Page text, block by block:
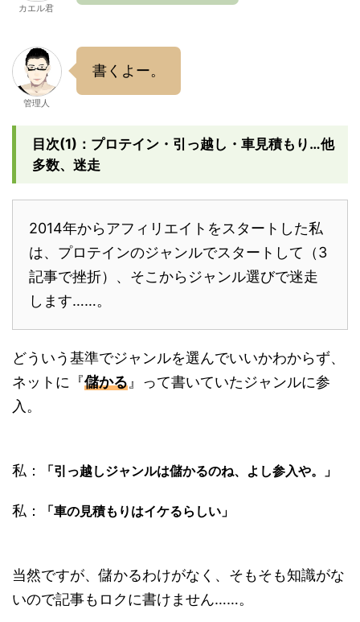
カエル君
管理人
書くよー。
目次(1)：プロテイン・引っ越し・車見積もり…他
多数、迷走
2014年からアフィリエイトをスタートした私
は、プロテインのジャンルでスタートして（3
記事で挫折）、そこからジャンル選びで迷走
します……。
どういう基準でジャンルを選んでいいかわからず、
ネットに『儲かる 』って書いていたジャンルに参
入。
私： 「引っ越しジャンルは儲かるのね、よし参入や。」
私： 「車の見積もりはイケるらしい」
当然ですが、儲かるわけがなく、そもそも知識がな
いので記事もロクに書けません……。